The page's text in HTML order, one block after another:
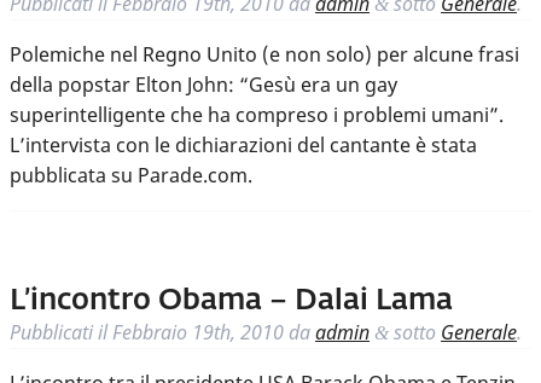
&
Polemiche nel Regno Unito (e non solo) per alcune frasi
della popstar Elton John: “Gesù era un gay
superintelligente che ha compreso i problemi umani”.
L’intervista con le dichiarazioni del cantante è stata
pubblicata su Parade.com.
L’incontro Obama – Dalai Lama
Pubblicati ilFebbraio 19th, 2010 daadmin & sotto Generale.